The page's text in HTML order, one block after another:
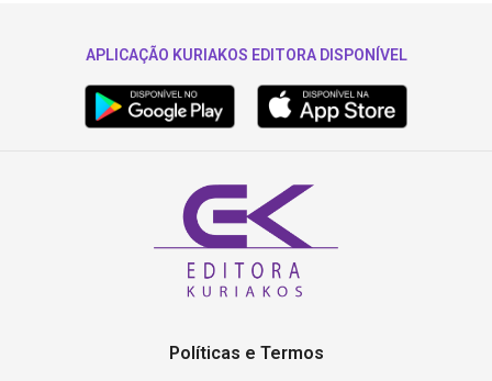
APLICAÇÃO KURIAKOS EDITORA DISPONÍVEL
Políticas e Termos